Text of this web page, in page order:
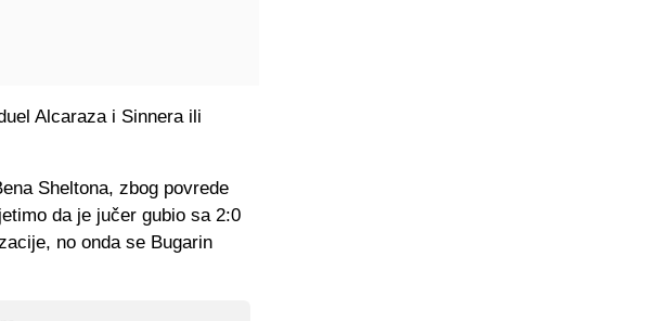
Alcaraza i Sinnera ili
Sheltona, zbog povrede
da je jučer gubio sa 2:0
no onda se Bugarin